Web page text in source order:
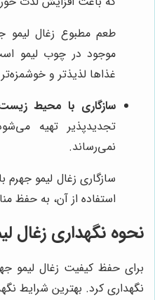
طعم مطبوع زغال لیمو
موجود در چوب لیمو
غذاها لذیذتر و
سازگاری با محیط
تجدیدپذیر تهیه
نمی‌رساند.
سازگاری زغال لیمو
استفاده از آن، به حفظ
نحوه نگهداری زغال
برای حفظ کیفیت زغال لیمو
نگهداری کرد. بهترین شرایط